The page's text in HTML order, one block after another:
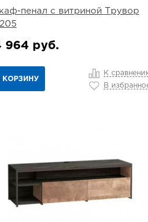
пенал с витриной Трувор
964 руб.
КОРЗИНУ
К
В